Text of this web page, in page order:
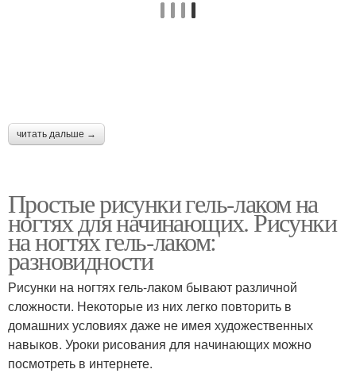
читать дальше →
Простые рисунки гель-лаком на
ногтях для начинающих. Рисунки
на ногтях гель-лаком:
разновидности
Рисунки на ногтях гель-лаком бывают различной
сложности. Некоторые из них легко повторить в
домашних условиях даже не имея художественных
навыков. Уроки рисования для начинающих можно
посмотреть в интернете.